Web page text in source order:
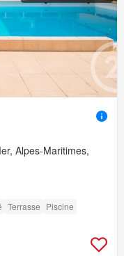
Alpes-Maritimes,
Terrasse Piscine